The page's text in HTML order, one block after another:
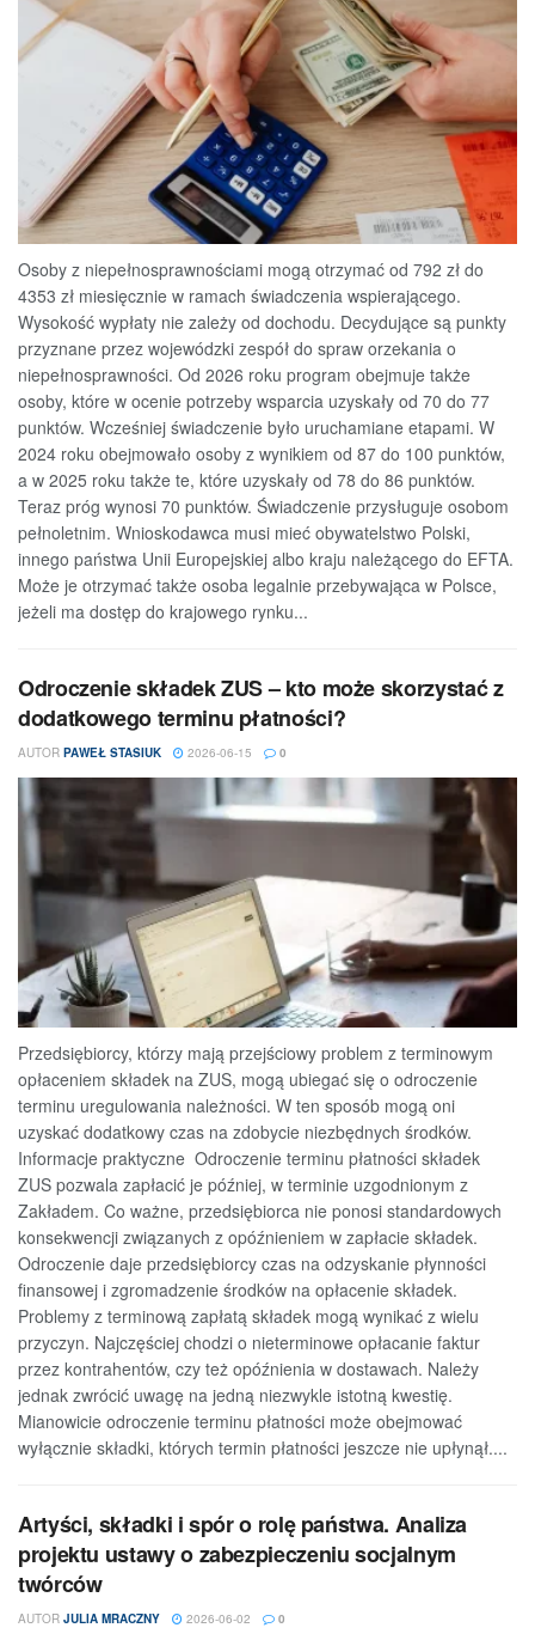
Osoby z niepełnosprawnościami mogą otrzymać od 792 zł do
4353 zł miesięcznie w ramach świadczenia wspierającego.
Wysokość wypłaty nie zależy od dochodu. Decydujące są punkty
przyznane przez wojewódzki zespół do spraw orzekania o
niepełnosprawności. Od 2026 roku program obejmuje także
osoby, które w ocenie potrzeby wsparcia uzyskały od 70 do 77
punktów. Wcześniej świadczenie było uruchamiane etapami. W
2024 roku obejmowało osoby z wynikiem od 87 do 100 punktów,
a w 2025 roku także te, które uzyskały od 78 do 86 punktów.
Teraz próg wynosi 70 punktów. Świadczenie przysługuje osobom
pełnoletnim. Wnioskodawca musi mieć obywatelstwo Polski,
innego państwa Unii Europejskiej albo kraju należącego do EFTA.
Może je otrzymać także osoba legalnie przebywająca w Polsce,
jeżeli ma dostęp do krajowego rynku...
Odroczenie składek ZUS – kto może skorzystać z
dodatkowego terminu płatności?
AUTOR PAWEŁ STASIUK 2026-06-15 0
Przedsiębiorcy, którzy mają przejściowy problem z terminowym
opłaceniem składek na ZUS, mogą ubiegać się o odroczenie
terminu uregulowania należności. W ten sposób mogą oni
uzyskać dodatkowy czas na zdobycie niezbędnych środków.
Informacje praktyczne Odroczenie terminu płatności składek
ZUS pozwala zapłacić je później, w terminie uzgodnionym z
Zakładem. Co ważne, przedsiębiorca nie ponosi standardowych
konsekwencji związanych z opóźnieniem w zapłacie składek.
Odroczenie daje przedsiębiorcy czas na odzyskanie płynności
finansowej i zgromadzenie środków na opłacenie składek.
Problemy z terminową zapłatą składek mogą wynikać z wielu
przyczyn. Najczęściej chodzi o nieterminowe opłacanie faktur
przez kontrahentów, czy też opóźnienia w dostawach. Należy
jednak zwrócić uwagę na jedną niezwykle istotną kwestię.
Mianowicie odroczenie terminu płatności może obejmować
wyłącznie składki, których termin płatności jeszcze nie upłynął....
Artyści, składki i spór o rolę państwa. Analiza
projektu ustawy o zabezpieczeniu socjalnym
twórców
AUTOR JULIA MRACZNY 2026-06-02 0